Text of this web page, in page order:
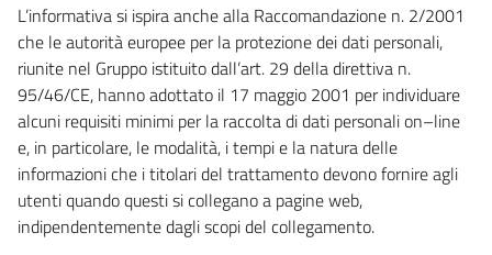
L’informativa si ispira anche alla Raccomandazione n. 2/2001
che le autorità europee per la protezione dei dati personali,
riunite nel Gruppo istituito dall’art. 29 della direttiva n.
95/46/CE, hanno adottato il 17 maggio 2001 per individuare
alcuni requisiti minimi per la raccolta di dati personali on–line
e, in particolare, le modalità, i tempi e la natura delle
informazioni che i titolari del trattamento devono fornire agli
utenti quando questi si collegano a pagine web,
indipendentemente dagli scopi del collegamento.